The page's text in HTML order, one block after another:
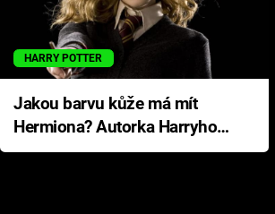
HARRY POTTER
Jakou barvu kůže má mít
Hermiona? Autorka Harryho
Pottera přišla s ráznou